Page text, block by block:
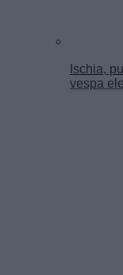
Ischia,
vespa